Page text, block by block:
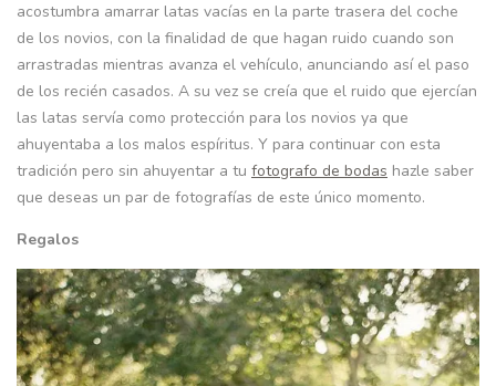
acostumbra amarrar latas vacías en la parte trasera del coche
de los novios, con la finalidad de que hagan ruido cuando son
arrastradas mientras avanza el vehículo, anunciando así el paso
de los recién casados. A su vez se creía que el ruido que ejercían
las latas servía como protección para los novios ya que
ahuyentaba a los malos espíritus. Y para continuar con esta
tradición pero sin ahuyentar a tu fotografo de bodas hazle saber
que deseas un par de fotografías de este único momento.
Regalos